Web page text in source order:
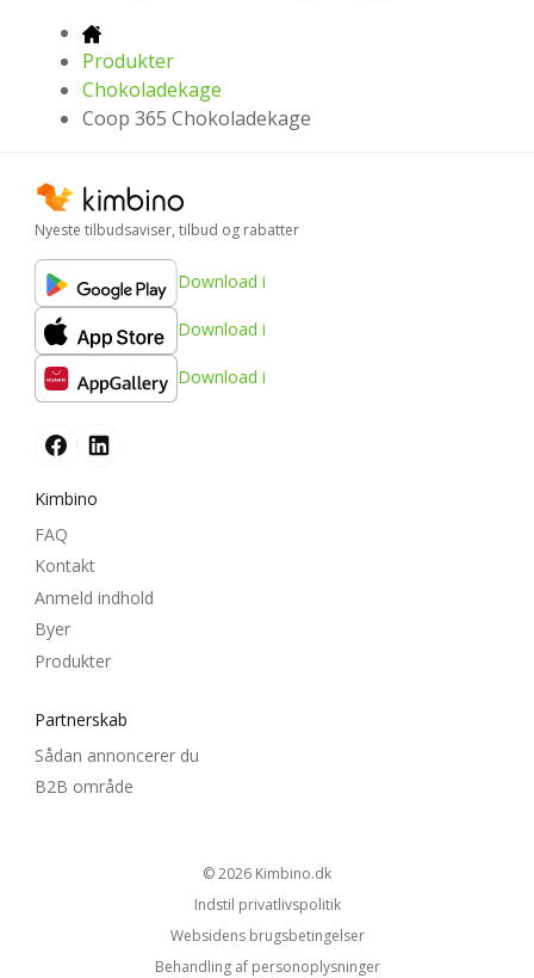
Produkter
Chokoladekage
Coop 365 Chokoladekage
Nyeste tilbudsaviser, tilbud og rabatter
Download i
Download i
Download i
Kimbino
FAQ
Kontakt
Anmeld indhold
Byer
Produkter
Partnerskab
Sådan annoncerer du
B2B område
© 2026
kimbino.dk
Indstil privatlivspolitik
Websidens brugsbetingelser
Behandling af personoplysninger